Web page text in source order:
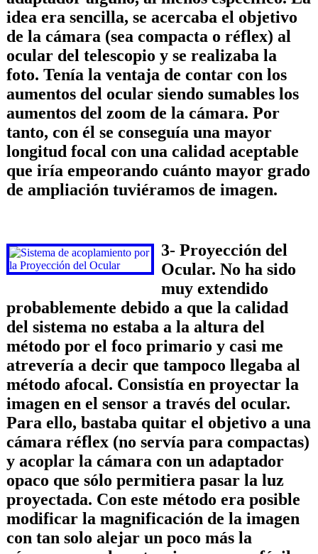
idea era sencilla, se acercaba el objetivo
de la cámara (sea compacta o réflex) al
ocular del telescopio y se realizaba la
foto. Tenía la ventaja de contar con los
aumentos del ocular siendo sumables los
aumentos del zoom de la cámara. Por
tanto, con él se conseguía una mayor
longitud focal con una calidad aceptable
que iría empeorando cuánto mayor grado
de ampliación tuviéramos de imagen.
3- Proyección del
Ocular. No ha sido
muy extendido
probablemente debido a que la calidad
del sistema no estaba a la altura del
método por el foco primario y casi me
atrevería a decir que tampoco llegaba al
método afocal. Consistía en proyectar la
imagen en el sensor a través del ocular.
Para ello, bastaba quitar el objetivo a una
cámara réflex (no servía para compactas)
y acoplar la cámara con un adaptador
opaco que sólo permitiera pasar la luz
proyectada. Con este método era posible
modificar la magnificación de la imagen
con tan solo alejar un poco más la